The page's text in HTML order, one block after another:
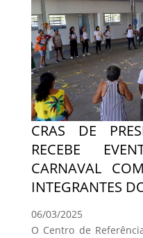
CRAS DE
RECEBE
CARNAVAL
INTEGRANTES
06/03/2025
O Centro de